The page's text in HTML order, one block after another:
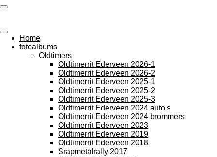
Ga
de
hoofdinhoud
Home
fotoalbums
Oldtimers
Oldtimerrit Ederveen 2026-1
Oldtimerrit Ederveen 2026-2
Oldtimerrit Ederveen 2025-1
Oldtimerrit Ederveen 2025-2
Oldtimerrit Ederveen 2025-3
Oldtimerrit Ederveen 2024 auto's
Oldtimerrit Ederveen 2024 brommers
Oldtimerrit Ederveen 2023
Oldtimerrit Ederveen 2019
Oldtimerrit Ederveen 2018
Srapmetalrally 2017